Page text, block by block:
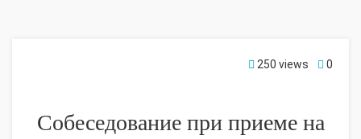
250 views 0
Собеседование при приеме на